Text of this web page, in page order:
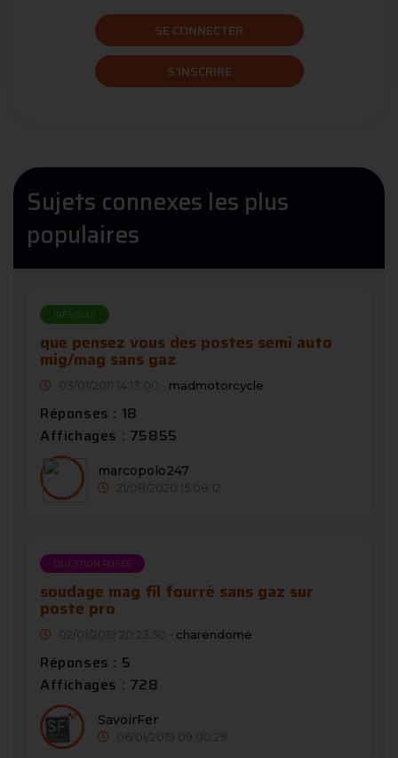
SE CONNECTER
S'INSCRIRE
Sujets connexes les plus
populaires
[RÉSOLU]
que pensez vous des postes semi auto
mig/mag sans gaz
03/01/2011 14:13:00 - madmotorcycle
Réponses : 18
Affichages : 75855
marcopolo247
21/08/2020 15:08:12
QUESTION POSÉE
soudage mag fil fourré sans gaz sur
poste pro
02/01/2019 20:23:50 - charendome
Réponses : 5
Affichages : 728
SavoirFer
06/01/2019 09:00:29